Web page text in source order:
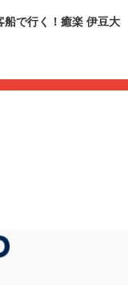
船で行く！癒楽 伊豆大